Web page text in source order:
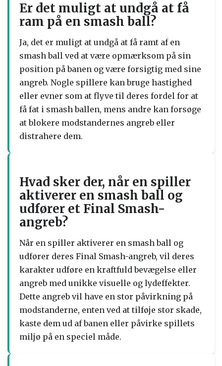
Er det muligt at undgå at få
ram på en smash ball?
Ja, det er muligt at undgå at få ramt af en
smash ball ved at være opmærksom på sin
position på banen og være forsigtig med sine
angreb. Nogle spillere kan bruge hastighed
eller evner som at flyve til deres fordel for at
få fat i smash ballen, mens andre kan forsøge
at blokere modstandernes angreb eller
distrahere dem.
Hvad sker der, når en spiller
aktiverer en smash ball og
udfører et Final Smash-
angreb?
Når en spiller aktiverer en smash ball og
udfører deres Final Smash-angreb, vil deres
karakter udføre en kraftfuld bevægelse eller
angreb med unikke visuelle og lydeffekter.
Dette angreb vil have en stor påvirkning på
modstanderne, enten ved at tilføje stor skade,
kaste dem ud af banen eller påvirke spillets
miljø på en speciel måde.